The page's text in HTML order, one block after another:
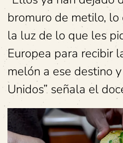
bromuro de metilo, lo
la luz de lo que les
Europea para recibir
melón a ese destino
Unidos” señala el